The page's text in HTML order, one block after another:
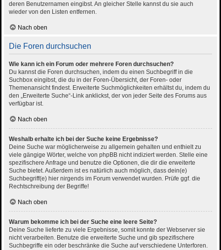
deren Benutzernamen eingibst. An gleicher Stelle kannst du sie auch
wieder von den Listen entfernen.
Nach oben
Die Foren durchsuchen
Wie kann ich ein Forum oder mehrere Foren durchsuchen?
Du kannst die Foren durchsuchen, indem du einen Suchbegriff in die
Suchbox eingibst, die du in der Foren-Übersicht, der Foren- oder
Themenansicht findest. Erweiterte Suchmöglichkeiten erhältst du, indem du
den „Erweiterte Suche“-Link anklickst, der von jeder Seite des Forums aus
verfügbar ist.
Nach oben
Weshalb erhalte ich bei der Suche keine Ergebnisse?
Deine Suche war möglicherweise zu allgemein gehalten und enthielt zu
viele gängige Wörter, welche von phpBB nicht indiziert werden. Stelle eine
spezifischere Anfrage und benutze die Optionen, die dir die erweiterte
Suche bietet. Außerdem ist es natürlich auch möglich, dass dein(e)
Suchbegriff(e) hier nirgends im Forum verwendet wurden. Prüfe ggf. die
Rechtschreibung der Begriffe!
Nach oben
Warum bekomme ich bei der Suche eine leere Seite?
Deine Suche lieferte zu viele Ergebnisse, somit konnte der Webserver sie
nicht verarbeiten. Benutze die erweiterte Suche und gib spezifischere
Suchbegriffe ein oder beschränke die Suche auf verschiedene Unterforen.